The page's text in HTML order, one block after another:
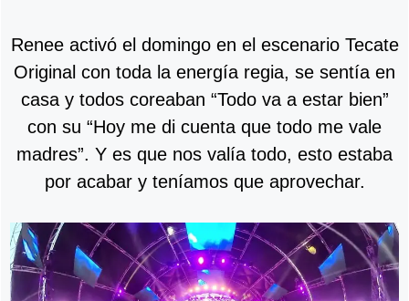
Renee activó el domingo en el escenario Tecate
Original con toda la energía regia, se sentía en
casa y todos coreaban “Todo va a estar bien”
con su “Hoy me di cuenta que todo me vale
madres”. Y es que nos valía todo, esto estaba
por acabar y teníamos que aprovechar.